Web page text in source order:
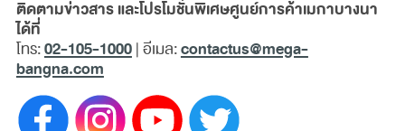
ติดตามข่าวสาร และโปรโมชั่นพิเศษศูนย์การค้าเมกาบางนา
ได้ที่
โทร:02-105-1000| อีเมล:contactus@mega-
bangna.com